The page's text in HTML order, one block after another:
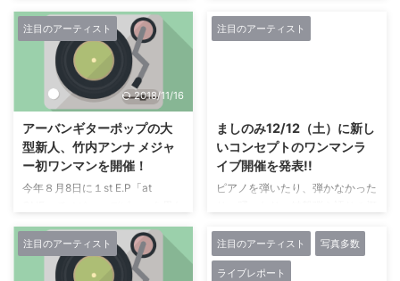
名なクラシックロック等を聴いて
い ...
ーデビュー35周年、ＳＴＥＶＩ
Ｅ加入10周年にあたり、ＰＡ ...
ーで、 故郷・金沢に錦を飾る凱
旋デビューディナーショーを地
元・金沢のホテル日航金沢で開催
した。 金沢の地元では絶大な人
気を誇る、 金沢の歌姫・朝比奈
あきこ。 地元金沢では「藤堂あ
きこ」の名前で2007年から歌手
活動を開始。 最近では演歌以外
にも、 得意の英語を生かしジャ
ズを歌うなど、 音楽の幅を広げ
てきた。 並行して現在県内外の
豊かな歌声と親しみやすい人柄は
多くのファンを魅了し続け ...
2018年10月5日(金)公開、 山田
(水)にリリースしたThinking
Dogs。 このニューシングルのリ
リースを記念して、 リリース前
日となる2018年9月25日に表参道
GROUNDにてワンマンライブを
うシュールな演出でスタートした
今回のライブ。 満員のお客さん
注目のアーティスト
2018/11/16
アーバンギターポップの大
型新人、竹内アンナ メジャ
ー初ワンマンを開催！
今年８月8日に１st E.P「at
した竹内アンナが、 ９月12日
（水）大阪・心斎橋CLUB
JANUSにて、 デビュー後初とな
るワンマンライブを開催した。
注目のアーティスト
ましのみ12/12（土）に新し
いコンセプトのワンマンラ
イブ開催を発表!!
ピアノを弾いたり、弾かなかった
らい盛り上がって最高に楽しん
で！ キーボード弾き語りスタイ
ルのましのみ 2018年2月にメジ
注目のアーティスト 注目のアーティスト 写真多数
ライブレポート